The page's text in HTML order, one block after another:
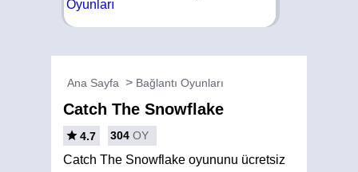
Ana Sayfa Bağlantı Oyunları
Catch The Snowflake
4.7 304 OY
Catch The Snowflake oyununu ücretsiz